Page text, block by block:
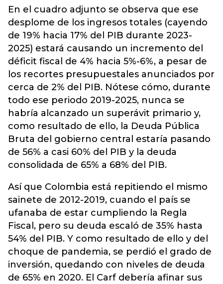
En el cuadro adjunto se observa que ese
desplome de los ingresos totales (cayendo
de 19% hacia 17% del PIB durante 2023-
2025) estará causando un incremento del
déficit fiscal de 4% hacia 5%-6%, a pesar de
los recortes presupuestales anunciados por
cerca de 2% del PIB. Nótese cómo, durante
todo ese periodo 2019-2025, nunca se
habría alcanzado un superávit primario y,
como resultado de ello, la Deuda Pública
Bruta del gobierno central estaría pasando
de 56% a casi 60% del PIB y la deuda
consolidada de 65% a 68% del PIB.
Así que Colombia está repitiendo el mismo
sainete de 2012-2019, cuando el país se
ufanaba de estar cumpliendo la Regla
Fiscal, pero su deuda escaló de 35% hasta
54% del PIB. Y como resultado de ello y del
choque de pandemia, se perdió el grado de
inversión, quedando con niveles de deuda
de 65% en 2020. El Carf debería afinar sus